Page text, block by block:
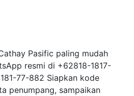
Pasific paling mudah
resmi di +62818-1817-
77-882 Siapkan kode
penumpang, sampaikan